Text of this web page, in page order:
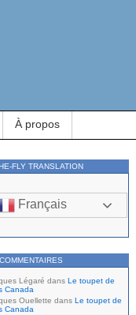
À propos
FLY TRANSLATION
Français
Légaré dans Le toupet de
Canada
Ouellette dans Le toupet de
Canada